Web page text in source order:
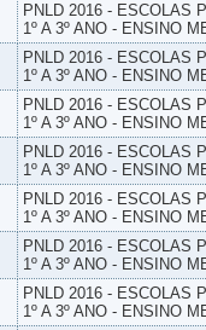
PNLD 2016 - ESCOLAS
1º A 3º ANO - ENSINO
PNLD 2016 - ESCOLAS
1º A 3º ANO - ENSINO
PNLD 2016 - ESCOLAS
1º A 3º ANO - ENSINO
PNLD 2016 - ESCOLAS
1º A 3º ANO - ENSINO
PNLD 2016 - ESCOLAS
1º A 3º ANO - ENSINO
PNLD 2016 - ESCOLAS
1º A 3º ANO - ENSINO
PNLD 2016 - ESCOLAS
1º A 3º ANO - ENSINO